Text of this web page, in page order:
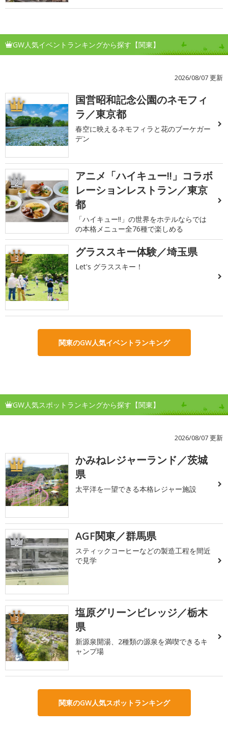
GW人気イベントランキングから探す【関東】
2026/08/07 更新
1
国営昭和記念公園のネモフィ
ラ／東京都
春空に映えるネモフィラと花のブーケガー
デン
2
アニメ「ハイキュー!!」コラボ
レーションレストラン／東京
都
「ハイキュー!!」の世界をホテルならでは
の本格メニュー全76種で楽しめる
3 グラススキー体験／埼玉県
Let's グラススキー！
関東のGW人気イベントランキング
GW人気スポットランキングから探す【関東】
2026/08/07 更新
1
かみねレジャーランド／茨城
県
太平洋を一望できる本格レジャー施設
2 AGF関東／群馬県
スティックコーヒーなどの製造工程を間近
で見学
3
塩原グリーンビレッジ／栃木
県
新源泉開湯、2種類の源泉を満喫できるキ
ャンプ場
関東のGW人気スポットランキング